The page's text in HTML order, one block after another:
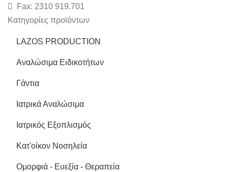
Fax: 2310 919.701
Κατηγορίες προϊόντων
LAZOS PRODUCTION
Αναλώσιμα Ειδικοτήτων
Γάντια
Ιατρικά Αναλώσιμα
Ιατρικός Εξοπλισμός
Κατ'οίκον Νοσηλεία
Ομορφιά - Ευεξία - Θεραπεία